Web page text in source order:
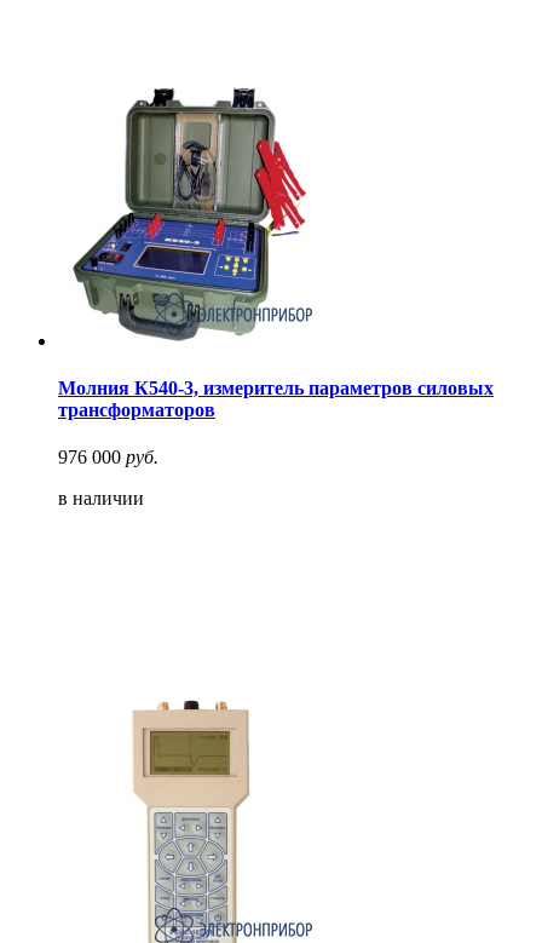
Молния К540-3, измеритель параметров силовых
трансформаторов
976 000 руб.
в наличии